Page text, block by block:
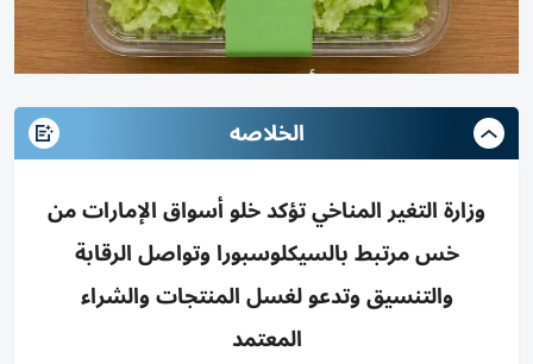
الخلاصه
وزارة التغير المناخي تؤكد خلو أسواق الإمارات من
خس مرتبط بالسيكلوسبورا وتواصل الرقابة
والتنسيق وتدعو لغسل المنتجات والشراء
المعتمد